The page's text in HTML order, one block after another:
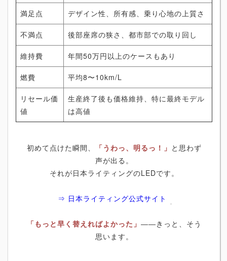
満足点 デザイン性、所有感、乗り心地の上質さ
不満点 後部座席の狭さ、都市部での取り回し
維持費 年間50万円以上のケースもあり
燃費 平均8〜10km/L
リセール価
値
生産終了後も価格維持、特に最終モデル
は高値
初めて点けた瞬間、 「うわっ、明るっ！」 と思わず
声が出る。
それが日本ライティングのLEDです。
⇒ 日本ライティング公式サイト
「もっと早く替えればよかった」 ――きっと、そう
思います。